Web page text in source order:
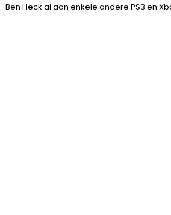
Ben Heck al aan enkele andere PS3 en